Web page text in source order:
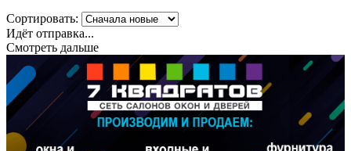
Сортировать:
Идёт отправка...
Смотреть дальше